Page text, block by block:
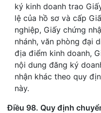
ký kinh doanh trao
lệ của hồ sơ và cấp
nghiệp, Giấy chứng
nhánh, văn phòng đại
địa điểm kinh doanh,
nội dung đăng ký
nhận khác theo quy
này.
Điều 98. Quy định